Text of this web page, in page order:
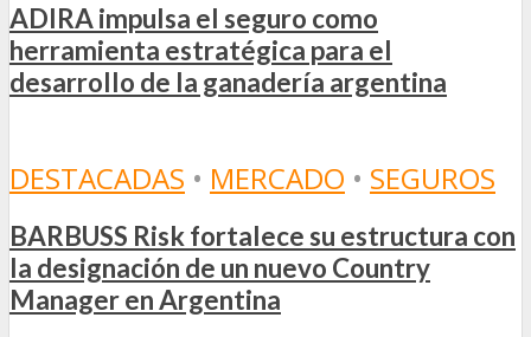
ADIRA impulsa el seguro como
herramienta estratégica para el
desarrollo de la ganadería argentina
DESTACADAS • MERCADO • SEGUROS
BARBUSS Risk fortalece su estructura con
la designación de un nuevo Country
Manager en Argentina